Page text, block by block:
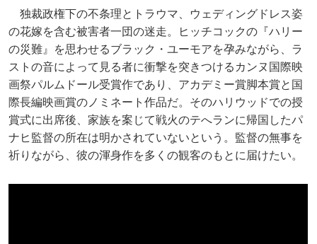
独裁政権下の不条理とトラウマ、ウェディングドレス姿
の花嫁を含む被害者一団の迷走。ヒッチコックの『ハリー
の災難』を思わせるブラック・ユーモアを孕みながら、ラ
ストの音によって見る者に衝撃を突きつけるカンヌ国際映
画祭パルムドール受賞作であり、アカデミー賞脚本賞と国
際長編映画賞のノミネート作品だ。そのハリウッドでの授
賞式に出席後、家族を案じて戦火のテへランに帰国したパ
ナヒ監督の所在は明かされていないという。監督の無事を
祈りながら、彼の渾身作を多くの観客のもとに届けたい。